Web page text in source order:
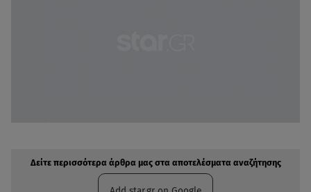
Δείτε περισσότερα άρθρα μας στα αποτελέσματα αναζήτησης